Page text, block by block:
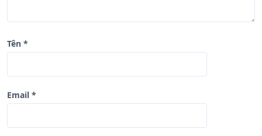
Tên *
Email *